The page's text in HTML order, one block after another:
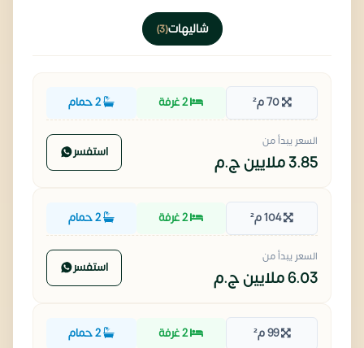
شاليهات(3)
70 م² 2 غرفة 2 حمام
السعر يبدأ من
3.85 ملايين ج.م استفسر
104 م² 2 غرفة 2 حمام
السعر يبدأ من
6.03 ملايين ج.م استفسر
99 م² 2 غرفة 2 حمام